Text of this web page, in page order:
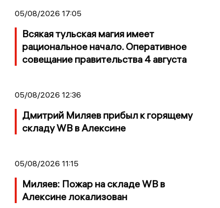
05/08/2026 17:05
Всякая тульская магия имеет
рациональное начало. Оперативное
совещание правительства 4 августа
05/08/2026 12:36
Дмитрий Миляев прибыл к горящему
складу WB в Алексине
05/08/2026 11:15
Миляев: Пожар на складе WB в
Алексине локализован